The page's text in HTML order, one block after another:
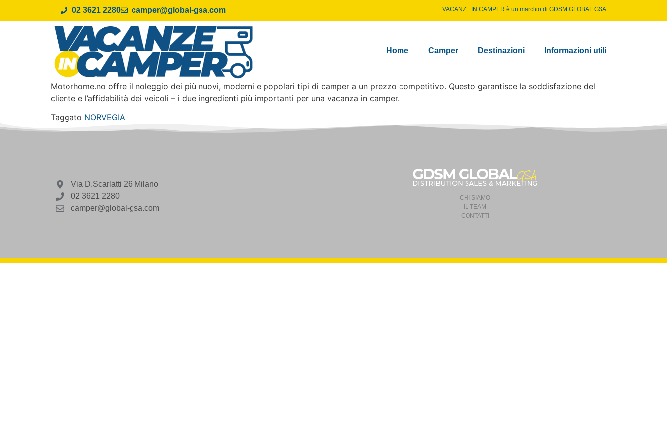
02 3621 2280 camper@global-gsa.com VACANZE IN CAMPER è un marchio di GDSM GLOBAL GSA
Home Camper Destinazioni Informazioni utili
Motorhome.no offre il noleggio dei più nuovi, moderni e popolari tipi di camper a un prezzo competitivo. Questo garantisce la soddisfazione del
cliente e l’affidabilità dei veicoli – i due ingredienti più importanti per una vacanza in camper.
Taggato NORVEGIA
Via D.Scarlatti 26 Milano
02 3621 2280
camper@global-gsa.com
CHI SIAMO
IL TEAM
CONTATTI